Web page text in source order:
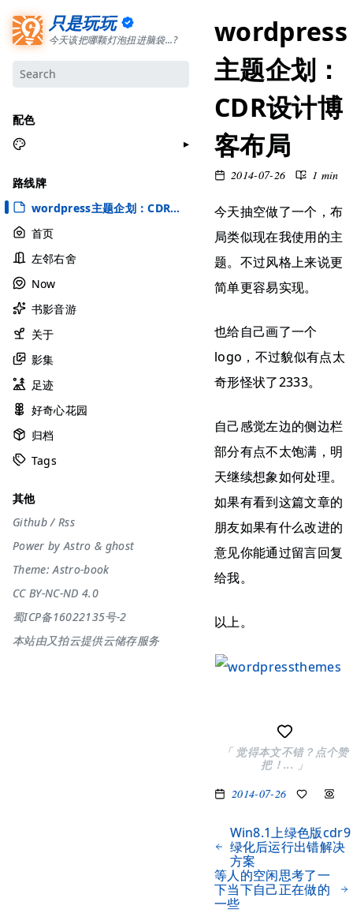
只是玩玩
今天该把哪颗灯泡扭进脑袋...?
配色
极夜黑
雅余黄
昱行粉
她的蓝
莫比乌斯
香草绿
自适应
路线牌
wordpress主题企划：CDR设计博客布局
首页
左邻右舍
Now
书影音游
关于
影集
足迹
好奇心花园
归档
Tags
其他
Github/ Rss
Power byAstro & ghost
Theme:Astro-book
CC BY-NC-ND 4.0
蜀ICP备16022135号-2
本站由又拍云提供云储存服务
wordpress
主题企划：
CDR设计博
客布局
2014-07-26 1 min
今天抽空做了一个，布
局类似现在我使用的主
题。不过风格上来说更
简单更容易实现。
也给自己画了一个
logo，不过貌似有点太
奇形怪状了2333。
自己感觉左边的侧边栏
部分有点不太饱满，明
天继续想象如何处理。
如果有看到这篇文章的
朋友如果有什么改进的
意见你能通过留言回复
给我。
以上。
「 觉得本文不错？点个赞
把！... 」
2014-07-26
Win8.1上绿色版cdr9
绿化后运行出错解决
方案
等人的空闲思考了一
下当下自己正在做的
一些